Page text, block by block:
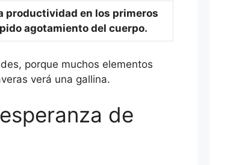
productividad en los primeros
agotamiento del cuerpo.
porque muchos elementos
verá una gallina.
de